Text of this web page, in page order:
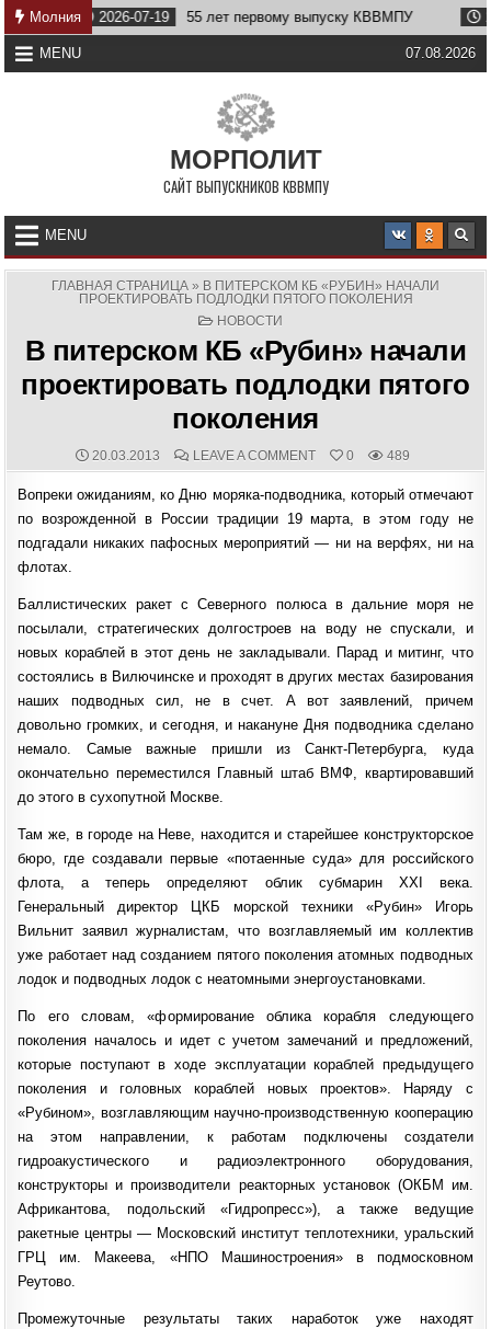
Skip
to
content
Молния2026-07-19 55 лет первому выпуску КВВМПУ 2026-
MENU 07.08.2026
МОРПОЛИТ
САЙТ ВЫПУСКНИКОВ КВВМПУ
MENU
ГЛАВНАЯ СТРАНИЦА » В ПИТЕРСКОМ КБ «РУБИН» НАЧАЛИ
ПРОЕКТИРОВАТЬ ПОДЛОДКИ ПЯТОГО ПОКОЛЕНИЯ
POSTED
НОВОСТИ
В питерском КБ «Рубин» начали
проектировать подлодки пятого
поколения
PUBLISHED
DATE:
20.03.2013 COMMENTS:
LEAVE A COMMENTON
В
КБ
НАЧАЛИ
ПРОЕКТИРОВАТЬ
ПОДЛОДКИ
0 489
Вопреки ожиданиям, ко Дню моряка-подводника, который отмечают
по возрожденной в России традиции 19 марта, в этом году не
подгадали никаких пафосных мероприятий — ни на верфях, ни на
флотах.
Баллистических ракет с Северного полюса в дальние моря не
посылали, стратегических долгостроев на воду не спускали, и
новых кораблей в этот день не закладывали. Парад и митинг, что
состоялись в Вилючинске и проходят в других местах базирования
наших подводных сил, не в счет. А вот заявлений, причем
довольно громких, и сегодня, и накануне Дня подводника сделано
немало. Самые важные пришли из Санкт-Петербурга, куда
окончательно переместился Главный штаб ВМФ, квартировавший
до этого в сухопутной Москве.
Там же, в городе на Неве, находится и старейшее конструкторское
бюро, где создавали первые «потаенные суда» для российского
флота, а теперь определяют облик субмарин ХХI века.
Генеральный директор ЦКБ морской техники «Рубин» Игорь
Вильнит заявил журналистам, что возглавляемый им коллектив
уже работает над созданием пятого поколения атомных подводных
лодок и подводных лодок с неатомными энергоустановками.
По его словам, «формирование облика корабля следующего
поколения началось и идет с учетом замечаний и предложений,
которые поступают в ходе эксплуатации кораблей предыдущего
поколения и головных кораблей новых проектов». Наряду с
«Рубином», возглавляющим научно-производственную кооперацию
на этом направлении, к работам подключены создатели
гидроакустического и радиоэлектронного оборудования,
конструкторы и производители реакторных установок (ОКБМ им.
Африкантова, подольский «Гидропресс»), а также ведущие
ракетные центры — Московский институт теплотехники, уральский
ГРЦ им. Макеева, «НПО Машиностроения» в подмосковном
Реутово.
Промежуточные результаты таких наработок уже находят